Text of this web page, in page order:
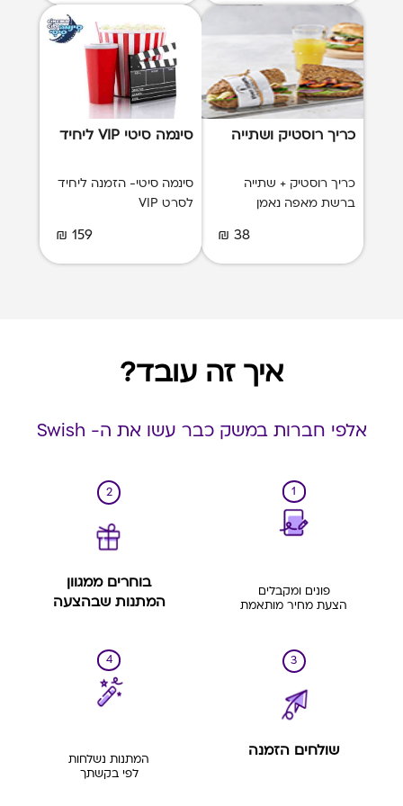
כריך רוסטיק ושתייה
כריך רוסטיק + שתייה
ברשת מאפה נאמן
38 ₪
סינמה סיטי VIP ליחיד
סינמה סיטי- הזמנה ליחיד
לסרט VIP
159 ₪
איך זה עובד?
אלפי חברות במשק כבר עשו את ה- Swish
1
פונים ומקבלים
הצעת מחיר מותאמת
2
בוחרים ממגוון
המתנות שבהצעה
3
שולחים הזמנה
4
המתנות נשלחות
לפי בקשתך